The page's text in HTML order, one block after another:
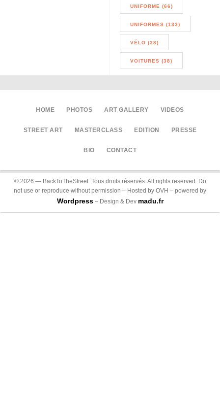
UNIFORME (66)
UNIFORMES (133)
VÉLO (38)
VOITURES (38)
HOME PHOTOS ART GALLERY VIDEOS
STREET ART MASTERCLASS EDITION PRESSE
BIO CONTACT
© 2026 — BackToTheStreet. Tous droits réservés. All rights reserved. Do
not use or reproduce without permission – Hosted by OVH – powered by
Wordpress– Design & Dev madu.fr